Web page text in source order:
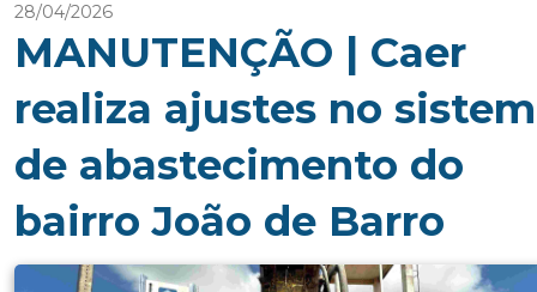
28/04/2026
MANUTENÇÃO | Caer
realiza ajustes no
de abastecimento do
bairro João de Barro